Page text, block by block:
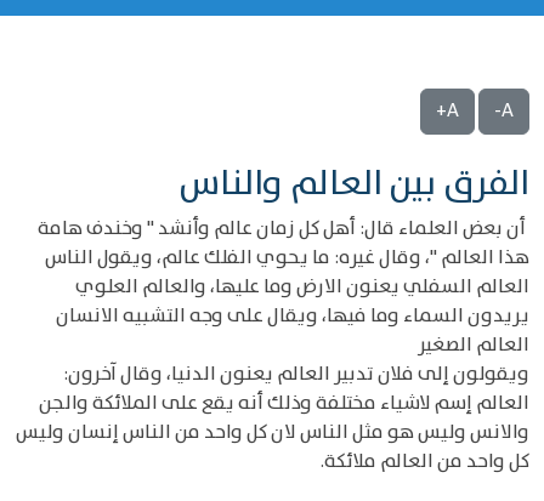
A-
A+
الفرق بين العالم والناس
أن بعض العلماء قال: أهل كل زمان عالم وأنشد " وخندف هامة
هذا العالم "، وقال غيره: ما يحوي الفلك عالم، ويقول الناس
العالم السفلي يعنون الارض وما عليها، والعالم العلوي
يريدون السماء وما فيها، ويقال على وجه التشبيه الانسان
العالم الصغير
ويقولون إلى فلان تدبير العالم يعنون الدنيا، وقال آخرون:
العالم إسم لاشياء مختلفة وذلك أنه يقع على الملائكة والجن
والانس وليس هو مثل الناس لان كل واحد من الناس إنسان وليس
كل واحد من العالم ملائكة.